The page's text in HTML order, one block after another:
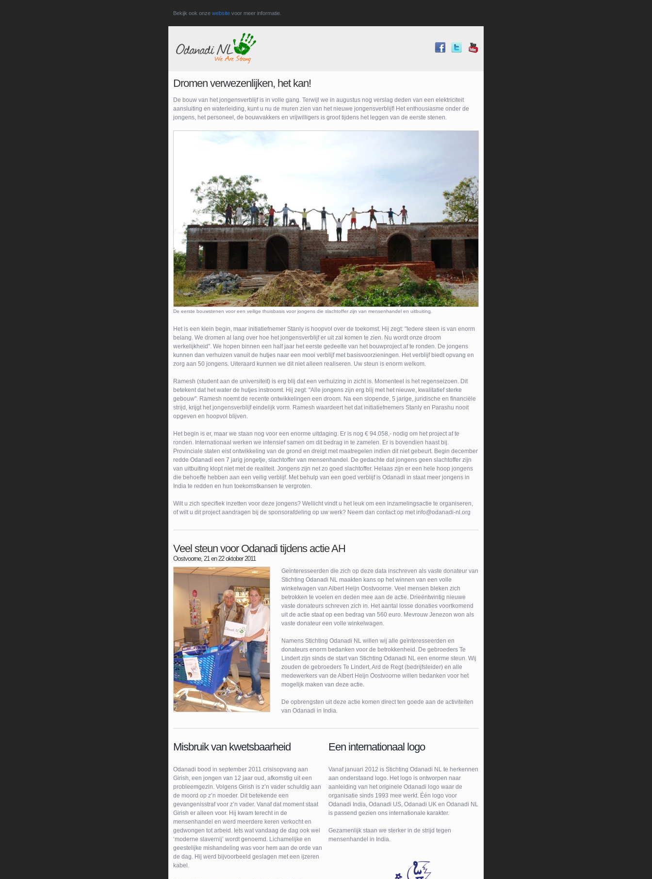
Bekijk ook onze website voor meer informatie.
Dromen verwezenlijken, het kan!
De bouw van het jongensverblijf is in volle gang. Terwijl we in augustus nog verslag deden van een elektriciteit
aansluiting en waterleiding, kunt u nu de muren zien van het nieuwe jongensverblijf! Het enthousiasme onder de
jongens, het personeel, de bouwvakkers en vrijwilligers is groot tijdens het leggen van de eerste stenen.
De eerste bouwstenen voor een veilige thuisbasis voor jongens die slachtoffer zijn van mensenhandel en uitbuiting.
Het is een klein begin, maar initiatiefnemer Stanly is hoopvol over de toekomst. Hij zegt: "Iedere steen is van enorm
belang. We dromen al lang over hoe het jongensverblijf er uit zal komen te zien. Nu wordt onze droom
werkelijkheid". We hopen binnen een half jaar het eerste gedeelte van het bouwproject af te ronden. De jongens
kunnen dan verhuizen vanuit de hutjes naar een mooi verblijf met basisvoorzieningen. Het verblijf biedt opvang en
zorg aan 50 jongens. Uiteraard kunnen we dit niet alleen realiseren. Uw steun is enorm welkom.
Ramesh (student aan de universiteit) is erg blij dat een verhuizing in zicht is. Momenteel is het regenseizoen. Dit
betekent dat het water de hutjes instroomt. Hij zegt: "Alle jongens zijn erg blij met het nieuwe, kwalitatief sterke
gebouw". Ramesh noemt de recente ontwikkelingen een droom. Na een slopende, 5 jarige, juridische en financiële
strijd, krijgt het jongensverblijf eindelijk vorm. Ramesh waardeert het dat initiatiefnemers Stanly en Parashu nooit
opgeven en hoopvol blijven.
Het begin is er, maar we staan nog voor een enorme uitdaging. Er is nog € 94.058,- nodig om het project af te
ronden. Internationaal werken we intensief samen om dit bedrag in te zamelen. Er is bovendien haast bij.
Provinciale staten eist ontwikkeling van de grond en dreigt met maatregelen indien dit niet gebeurt. Begin december
redde Odanadi een 7 jarig jongetje, slachtoffer van mensenhandel. De gedachte dat jongens geen slachtoffer zijn
van uitbuiting klopt niet met de realiteit. Jongens zijn net zo goed slachtoffer. Helaas zijn er een hele hoop jongens
die behoefte hebben aan een veilig verblijf. Met behulp van een goed verblijf is Odanadi in staat meer jongens in
India te redden en hun toekomstkansen te vergroten.
Wilt u zich specifiek inzetten voor deze jongens? Wellicht vindt u het leuk om een inzamelingsactie te organiseren,
of wilt u dit project aandragen bij de sponsorafdeling op uw werk? Neem dan contact op met info@odanadi-nl.org
Veel steun voor Odanadi tijdens actie AH
Oostvoorne, 21 en 22 oktober 2011
Geïnteresseerden die zich op deze data inschreven als vaste donateur van
Stichting Odanadi NL maakten kans op het winnen van een volle
winkelwagen van Albert Heijn Oostvoorne. Veel mensen bleken zich
betrokken te voelen en deden mee aan de actie. Drieëntwintig nieuwe
vaste donateurs schreven zich in. Het aantal losse donaties voortkomend
uit de actie staat op een bedrag van 560 euro. Mevrouw Jenezon won als
vaste donateur een volle winkelwagen.
Namens Stichting Odanadi NL willen wij alle geïnteresseerden en
donateurs enorm bedanken voor de betrokkenheid. De gebroeders Te
Lindert zijn sinds de start van Stichting Odanadi NL een enorme steun. Wij
zouden de gebroeders Te Lindert, Ard de Regt (bedrijfsleider) en alle
medewerkers van de Albert Heijn Oostvoorne willen bedanken voor het
mogelijk maken van deze actie.
De opbrengsten uit deze actie komen direct ten goede aan de activiteiten
van Odanadi in India.
Misbruik van kwetsbaarheid
Odanadi bood in september 2011 crisisopvang aan
Girish, een jongen van 12 jaar oud, afkomstig uit een
probleemgezin. Volgens Girish is z’n vader schuldig aan
de moord op z’n moeder. Dit betekende een
gevangenisstraf voor z’n vader. Vanaf dat moment staat
Girish er alleen voor. Hij kwam terecht in de
mensenhandel en werd meerdere keren verkocht en
gedwongen tot arbeid. Iets wat vandaag de dag ook wel
‘moderne slavernij’ wordt genoemd. Lichamelijke en
geestelijke mishandeling was voor hem aan de orde van
de dag. Hij werd bijvoorbeeld geslagen met een ijzeren
kabel.
Een internationaal logo
Vanaf januari 2012 is Stichting Odanadi NL te herkennen
aan onderstaand logo. Het logo is ontworpen naar
aanleiding van het originele Odanadi logo waar de
organisatie sinds 1993 mee werkt. Één logo voor
Odanadi India, Odanadi US, Odanadi UK en Odanadi NL
is passend gezien ons internationale karakter.
Gezamenlijk staan we sterker in de strijd tegen
mensenhandel in India.